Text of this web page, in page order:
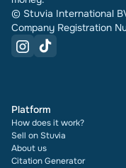
© Stuvia International
Company Registration
Platform
How does it work?
Sell on Stuvia
About us
Citation Generator